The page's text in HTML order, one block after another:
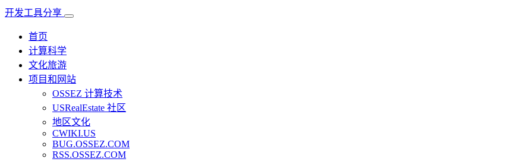
开发工具分享
首页
计算科学
文化旅游
项目和网站
OSSEZ 计算技术
USRealEstate 社区
地区文化
CWIKI.US
BUG.OSSEZ.COM
RSS.OSSEZ.COM